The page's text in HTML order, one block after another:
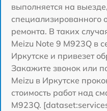
выполняется на
специализированного
ремонта. В таких
Meizu Note 9 M923Q в
Иркутске и привезет
Закажите звонок или
Meizu в Иркутске
стоимость работ над
M923Q.